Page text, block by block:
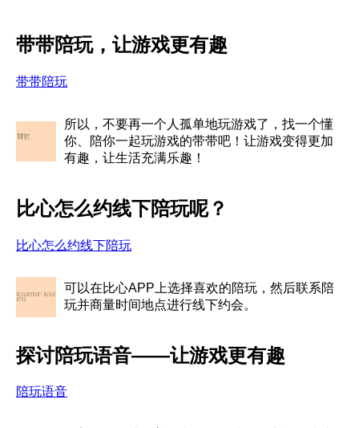
带带陪玩，让游戏更有趣
带带陪玩
所以，不要再一个人孤单地玩游戏了，找一个懂
你、陪你一起玩游戏的带带吧！让游戏变得更加
有趣，让生活充满乐趣！
比心怎么约线下陪玩呢？
比心怎么约线下陪玩
可以在比心APP上选择喜欢的陪玩，然后联系陪
玩并商量时间地点进行线下约会。
探讨陪玩语音——让游戏更有趣
陪玩语音